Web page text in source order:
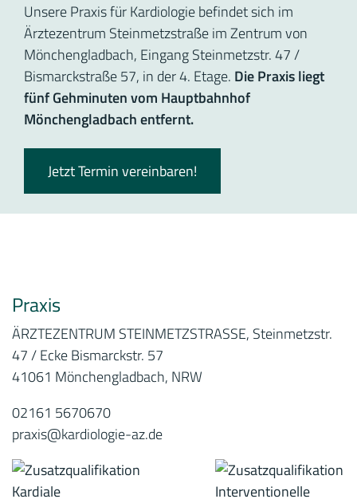
Unsere Praxis für Kardiologie befindet sich im
Ärztezentrum Steinmetzstraße im Zentrum von
Mönchengladbach, Eingang Steinmetzstr. 47 /
Bismarckstraße 57, in der 4. Etage. Die Praxis liegt
fünf Gehminuten vom Hauptbahnhof
Mönchengladbach entfernt.
Jetzt Termin vereinbaren!
Praxis
ÄRZTEZENTRUM STEINMETZSTRASSE, Steinmetzstr.
47 / Ecke Bismarckstr. 57
41061 Mönchengladbach, NRW
02161 5670670
praxis@kardiologie-az.de